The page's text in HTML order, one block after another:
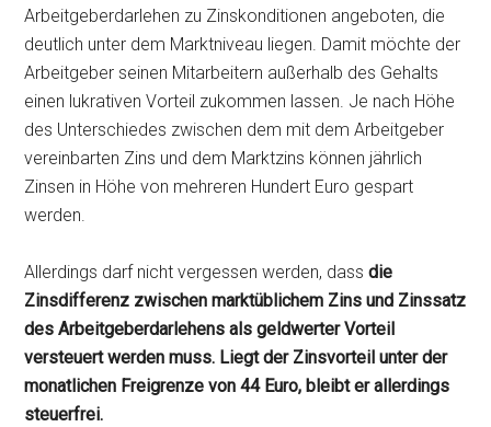
Arbeitgeberdarlehen zu Zinskonditionen angeboten, die
deutlich unter dem Marktniveau liegen. Damit möchte der
Arbeitgeber seinen Mitarbeitern außerhalb des Gehalts
einen lukrativen Vorteil zukommen lassen. Je nach Höhe
des Unterschiedes zwischen dem mit dem Arbeitgeber
vereinbarten Zins und dem Marktzins können jährlich
Zinsen in Höhe von mehreren Hundert Euro gespart
werden.
Allerdings darf nicht vergessen werden, dassdie
Zinsdifferenz zwischen marktüblichem Zins und Zinssatz
des Arbeitgeberdarlehens als geldwerter Vorteil
versteuert werden muss. Liegt der Zinsvorteil unter der
monatlichen Freigrenze von 44 Euro, bleibt er allerdings
steuerfrei.